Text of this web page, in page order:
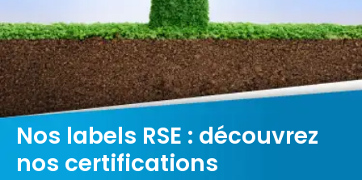
Nos labels RSE : découvrez
nos certifications